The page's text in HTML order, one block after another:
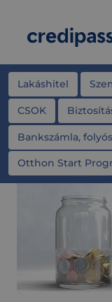
Lakáshitel
CSOK
Bankszámla,
Otthon Start